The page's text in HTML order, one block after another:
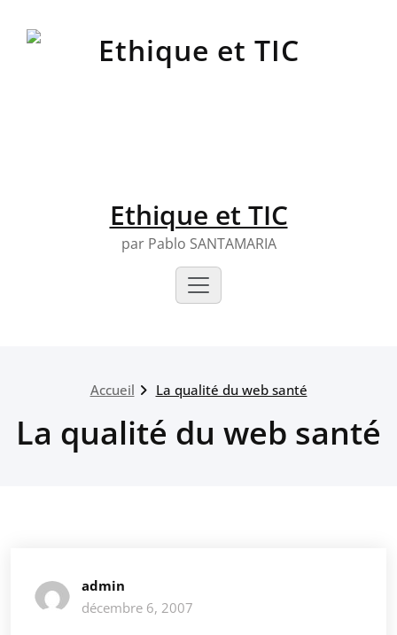
Ethique et TIC
par Pablo SANTAMARIA
Accueil La qualité du web santé
La qualité du web santé
admin
décembre 6, 2007